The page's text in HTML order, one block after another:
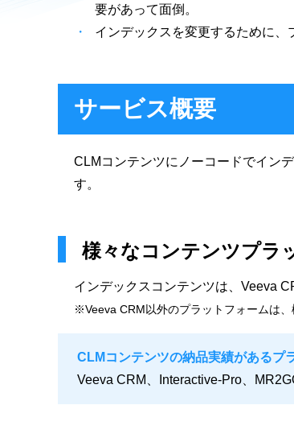
要があって面倒。
インデックスを変更するために、
サービス概要
CLMコンテンツにノーコードでイン
す。
様々なコンテンツプラ
インデックスコンテンツは、Veeva
※Veeva CRM以外のプラットフォームは、
CLMコンテンツの納品実績があるプ
Veeva CRM、Interactive-Pro、